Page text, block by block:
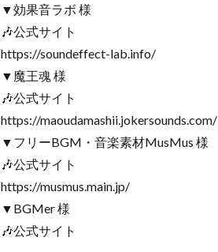
▼効果音ラボ 様
🎶公式サイト
https://soundeffect-lab.info/
▼魔王魂 様
🎶公式サイト
https://maoudamashii.jokersounds.com/
▼フリーBGM・音楽素材MusMus 様
🎶公式サイト
https://musmus.main.jp/
▼BGMer 様
🎶公式サイト